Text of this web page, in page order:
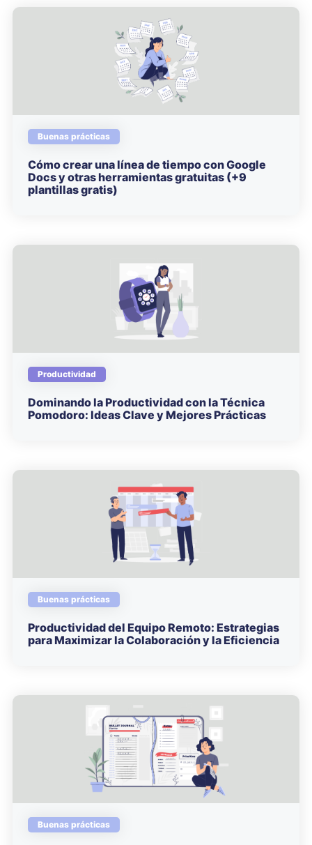
Buenas prácticas
Cómo crear una línea de tiempo con Google
Docs y otras herramientas gratuitas (+9
plantillas gratis)
Productividad
Dominando la Productividad con la Técnica
Pomodoro: Ideas Clave y Mejores Prácticas
Buenas prácticas
Productividad del Equipo Remoto: Estrategias
para Maximizar la Colaboración y la Eficiencia
Buenas prácticas